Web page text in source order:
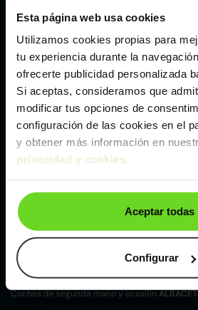
Esta página web usa cookies
Utilizamos cookies propias para
tu experiencia durante la
ofrecerte publicidad personalizada
Si aceptas, consideramos que
modificar tus opciones de
configuración de las cookies en el
y obtener más información en
privacidad y cookies.
Aceptar todas
Configurar
Madrid
Málaga
Valencia
Zaragoza
Ver Citroen C3 de segunda
Citroen C3 de segunda mano y ocasión
Coches de segunda mano y
localización
Coches de segunda mano y ocasión